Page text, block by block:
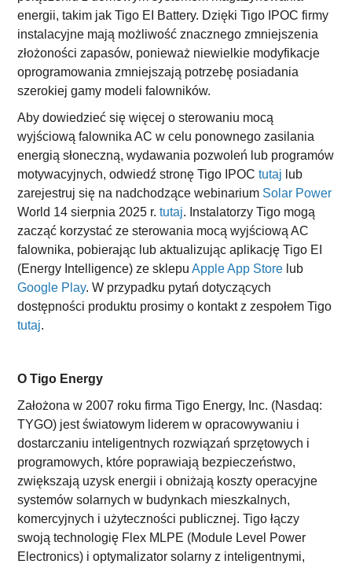
energii, takim jak Tigo EI Battery. Dzięki Tigo IPOC firmy
instalacyjne mają możliwość znacznego zmniejszenia
złożoności zapasów, ponieważ niewielkie modyfikacje
oprogramowania zmniejszają potrzebę posiadania
szerokiej gamy modeli falowników.
Aby dowiedzieć się więcej o sterowaniu mocą
wyjściową falownika AC w celu ponownego zasilania
energią słoneczną, wydawania pozwoleń lub programów
motywacyjnych, odwiedź stronę Tigo IPOCtutaj lub
zarejestruj się na nadchodzące webinarium Solar Power
World 14 sierpnia 2025 r.tutaj. Instalatorzy Tigo mogą
zacząć korzystać ze sterowania mocą wyjściową AC
falownika, pobierając lub aktualizując aplikację Tigo EI
(Energy Intelligence) ze sklepuApple App Store lub
Google Play. W przypadku pytań dotyczących
dostępności produktu prosimy o kontakt z zespołem Tigo
tutaj.
O Tigo Energy
Założona w 2007 roku firma Tigo Energy, Inc. (Nasdaq:
TYGO) jest światowym liderem w opracowywaniu i
dostarczaniu inteligentnych rozwiązań sprzętowych i
programowych, które poprawiają bezpieczeństwo,
zwiększają uzysk energii i obniżają koszty operacyjne
systemów solarnych w budynkach mieszkalnych,
komercyjnych i użyteczności publicznej. Tigo łączy
swoją technologię Flex MLPE (Module Level Power
Electronics) i optymalizator solarny z inteligentnymi,